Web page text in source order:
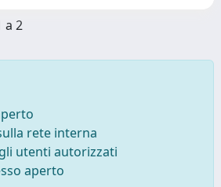
a 2
rete interna
utenti autorizzati
aperto